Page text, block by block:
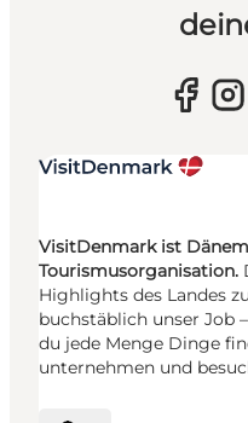
VisitDenmark ist
Tourismusorganisation.
Highlights des Landes
buchstäblich unser Job
du jede Menge Dinge
unternehmen und